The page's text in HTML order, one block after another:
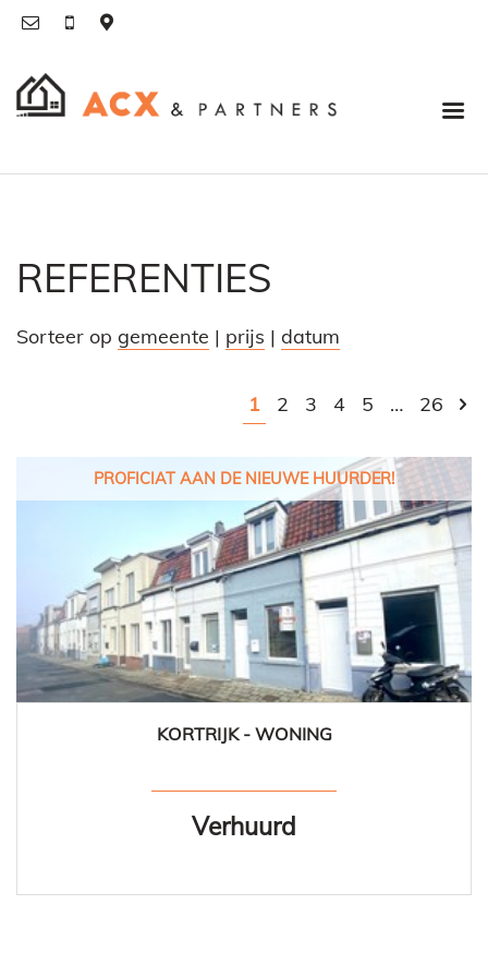
REFERENTIES
Sorteer op gemeente | prijs | datum
1 2 3 4 5 … 26
PROFICIAT AAN DE NIEUWE HUURDER!
1 1
KORTRIJK - WONING
Verhuurd